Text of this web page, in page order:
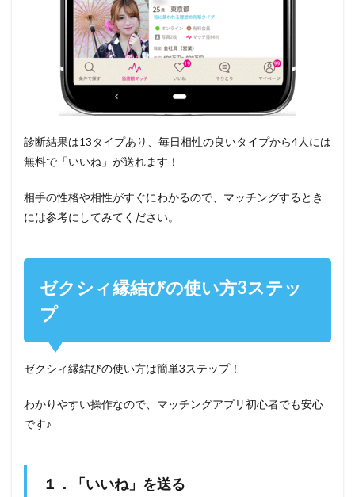
診断結果は13タイプあり、毎日相性の良いタイプから4人には
無料で「いいね」が送れます！
相手の性格や相性がすぐにわかるので、マッチングするとき
には参考にしてみてください。
ゼクシィ縁結びの使い方3ステッ
プ
ゼクシィ縁結びの使い方は簡単3ステップ！
わかりやすい操作なので、マッチングアプリ初心者でも安心
です♪
１．「いいね」を送る